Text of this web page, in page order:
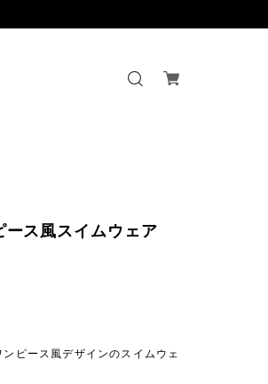
ス風スイムウェア
ピース風デザインのスイムウェ